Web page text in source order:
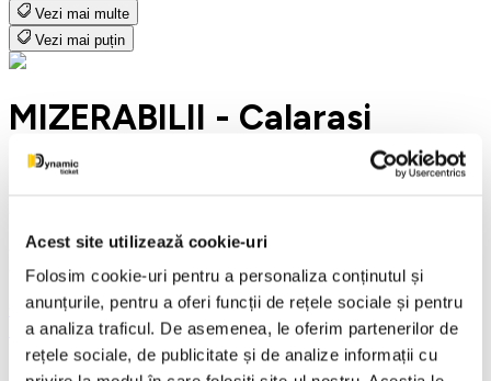
Acest site utilizează cookie-uri
Folosim cookie-uri pentru a personaliza conținutul și
anunțurile, pentru a oferi funcții de rețele sociale și pentru
a analiza traficul. De asemenea, le oferim partenerilor de
rețele sociale, de publicitate și de analize informații cu
Vezi mai multe
Vezi mai puțin
MIZERABILII - Calarasi
7 octombrie 2026
Centrul Județean de Cultură și Creație Călărași - Sala ,
Calarasi
Calarasi
Teatru
Detalii eveniment